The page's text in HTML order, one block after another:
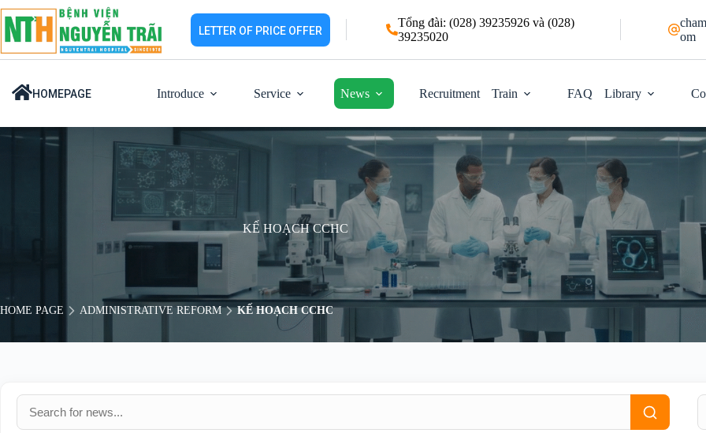
Skip
to
content
LETTER OF PRICE OFFER
Tổng đài: (028) 39235926 và (028)
39235020
om
HOMEPAGE Introduce Service News Recruitment Train FAQ Library
KẾ HOẠCH CCHC
HOME PAGE ADMINISTRATIVE REFORM KẾ HOẠCH CCHC